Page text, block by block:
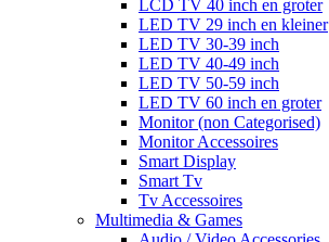
LCD TV 40 inch en groter
LED TV 29 inch en kleiner
LED TV 30-39 inch
LED TV 40-49 inch
LED TV 50-59 inch
LED TV 60 inch en groter
Monitor (non Categorised)
Monitor Accessoires
Smart Display
Smart Tv
Tv Accessoires
Multimedia & Games